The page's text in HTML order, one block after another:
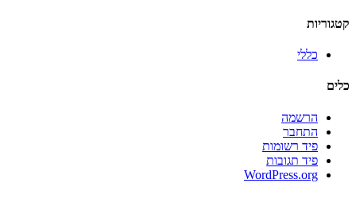
קטגוריות
כללי
כלים
הרשמה
התחבר
פיד רשומות
פיד תגובות
WordPress.org